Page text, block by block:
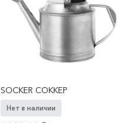
SOCKER СОККЕР
Нет в наличии